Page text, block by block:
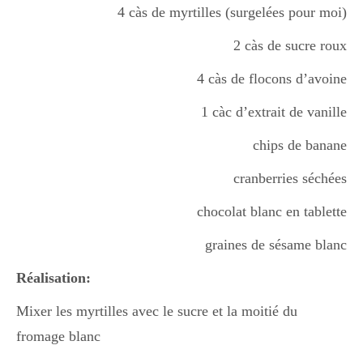
Mes amis en cuisine
Recettes Végétariennes
Divers
4 càs de myrtilles (surgelées pour moi)
2 càs de sucre roux
4 càs de flocons d’avoine
1 càc d’extrait de vanille
chips de banane
cranberries séchées
chocolat blanc en tablette
graines de sésame blanc
Réalisation:
Mixer les myrtilles avec le sucre et la moitié du
fromage blanc